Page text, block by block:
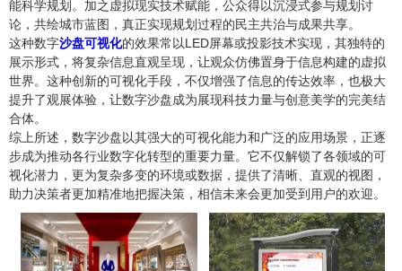
能科学规划。加之虚拟现实技术赋能，公众得以沉浸式参与规划讨
论，共绘城市蓝图，真正实现规划过程的民主共治与成果共享。
这种数字沙盘可视化的效果常以LED屏幕或投影技术实现，其独特的
展示形式，将复杂信息直观呈现，让观众仿佛置身于信息构建的虚拟
世界。这种创新的可视化手段，不仅增强了信息的传达效率，也极大
提升了观展体验，让数字沙盘成为展现科技力量与创意美学的完美结
合体。
综上所述，数字沙盘以其强大的可视化能力和广泛的应用场景，正逐
步成为推动各行业数字化转型的重要力量。它不仅解锁了各领域的可
视化潜力，更为复杂多变的环境或数据，提供了清晰、直观的视图，
助力决策者更加精准地把握决策，相信未来会更加受到用户的欢迎。